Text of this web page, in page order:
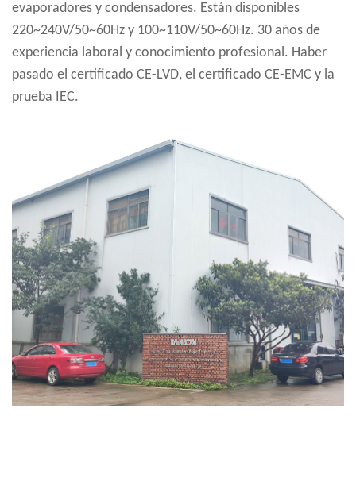
evaporadores y condensadores. Están disponibles
220~240V/50~60Hz y 100~110V/50~60Hz. 30 años de
experiencia laboral y conocimiento profesional. Haber
pasado el certificado CE-LVD, el certificado CE-EMC y la
prueba IEC.